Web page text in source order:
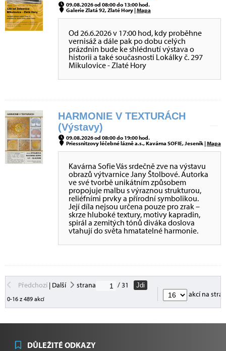
09.08.2026 od 08:00 do 13:00 hod.
Galerie Zlatá 92, Zlaté Hory |Mapa
Od 26.6.2026 v 17:00 hod, kdy proběhne
vernisáž a dále pak po dobu celých
prázdnin bude ke shlédnutí výstava o
historii a také současnosti Lokálky č. 297
Mikulovice - Zlaté Hory
HARMONIE V TEXTURÁCH
(Výstavy)
09.08.2026 od 08:00 do 19:00 hod.
Priessnitzovy léčebné lázně a.s., Kavárna SOFIE, Jeseník |Mapa
Kavárna Sofie Vás srdečně zve na výstavu
obrazů výtvarnice Jany Štolbové. Autorka
ve své tvorbě unikátním způsobem
propojuje malbu s výraznou strukturou,
reliéfními prvky a přírodní symbolikou.
Její díla nejsou určena pouze pro zrak –
skrze hluboké textury, motivy kapradin,
spirál a zemitých tónů diváka doslova
vtahují do světa hmatatelné harmonie.
Předchozí| Další strana / 31
Jdi
0-16 z 489 akcí
akcí na
DŮLEŽITÉ ODKAZY